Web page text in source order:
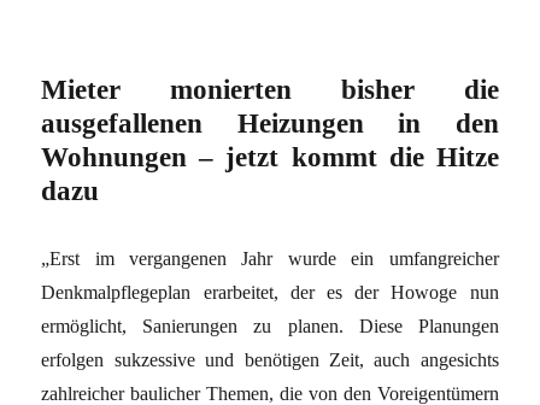
Mieter monierten bisher die
ausgefallenen Heizungen in den
Wohnungen – jetzt kommt die Hitze
dazu
„Erst im vergangenen Jahr wurde ein umfangreicher
Denkmalpflegeplan erarbeitet, der es der Howoge nun
ermöglicht, Sanierungen zu planen. Diese Planungen
erfolgen sukzessive und benötigen Zeit, auch angesichts
zahlreicher baulicher Themen, die von den Voreigentümern